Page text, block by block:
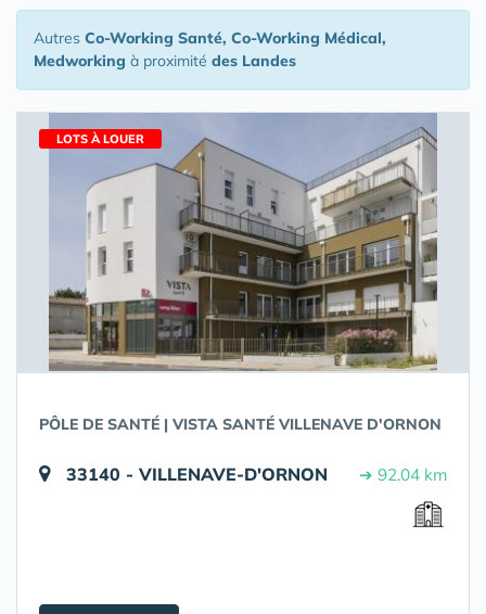
Autres Co-Working Santé, Co-Working Médical,
Medworking à proximité des Landes
LOTS À LOUER
PÔLE DE SANTÉ | VISTA SANTÉ VILLENAVE D'ORNON
33140 - VILLENAVE-D'ORNON ➔ 92.04 km